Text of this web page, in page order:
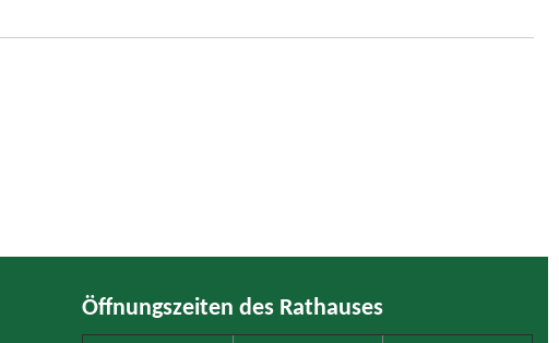
Öffnungszeiten des Rathauses